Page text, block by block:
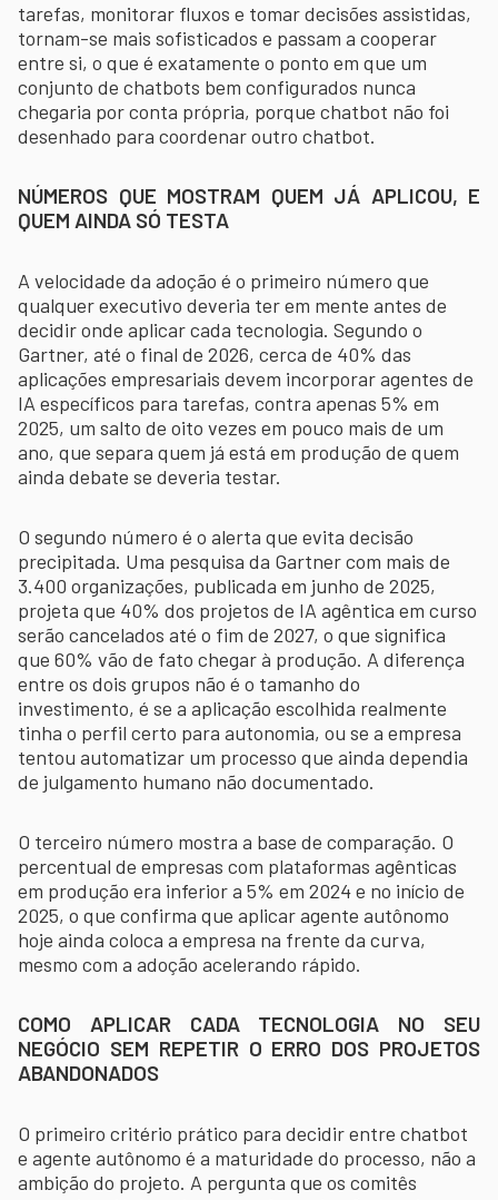
tarefas, monitorar fluxos e tomar decisões assistidas,
tornam-se mais sofisticados e passam a cooperar
entre si, o que é exatamente o ponto em que um
conjunto de chatbots bem configurados nunca
chegaria por conta própria, porque chatbot não foi
desenhado para coordenar outro chatbot.
NÚMEROS QUE MOSTRAM QUEM JÁ APLICOU, E
QUEM AINDA SÓ TESTA
A velocidade da adoção é o primeiro número que
qualquer executivo deveria ter em mente antes de
decidir onde aplicar cada tecnologia. Segundo o
Gartner, até o final de 2026, cerca de 40% das
aplicações empresariais devem incorporar agentes de
IA específicos para tarefas, contra apenas 5% em
2025, um salto de oito vezes em pouco mais de um
ano, que separa quem já está em produção de quem
ainda debate se deveria testar.
O segundo número é o alerta que evita decisão
precipitada. Uma pesquisa da Gartner com mais de
3.400 organizações, publicada em junho de 2025,
projeta que 40% dos projetos de IA agêntica em curso
serão cancelados até o fim de 2027, o que significa
que 60% vão de fato chegar à produção. A diferença
entre os dois grupos não é o tamanho do
investimento, é se a aplicação escolhida realmente
tinha o perfil certo para autonomia, ou se a empresa
tentou automatizar um processo que ainda dependia
de julgamento humano não documentado.
O terceiro número mostra a base de comparação. O
percentual de empresas com plataformas agênticas
em produção era inferior a 5% em 2024 e no início de
2025, o que confirma que aplicar agente autônomo
hoje ainda coloca a empresa na frente da curva,
mesmo com a adoção acelerando rápido.
COMO APLICAR CADA TECNOLOGIA NO SEU
NEGÓCIO SEM REPETIR O ERRO DOS PROJETOS
ABANDONADOS
O primeiro critério prático para decidir entre chatbot
e agente autônomo é a maturidade do processo, não a
ambição do projeto. A pergunta que os comitês